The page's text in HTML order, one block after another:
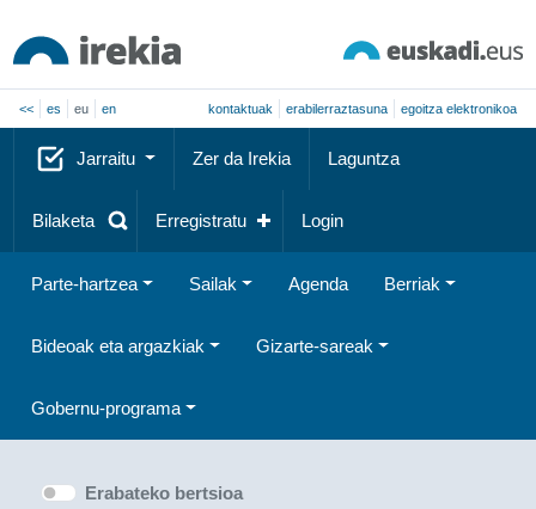
<< es eu en kontaktuak erabilerraztasuna egoitza elektronikoa
Jarraitu Zer da Irekia Laguntza
Bilaketa Erregistratu Login
Parte-hartzea Sailak Agenda Berriak
Bideoak eta argazkiak Gizarte-sareak
Gobernu-programa
Erabateko bertsioa